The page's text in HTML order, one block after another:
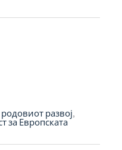
развој
за Европската